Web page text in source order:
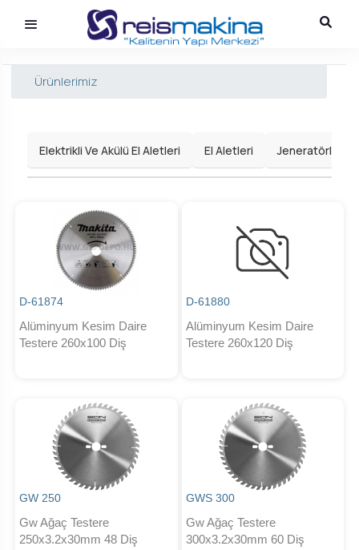
Ürünlerimiz
Elektrikli Ve Akülü El Aletleri El Aletleri Jeneratörler
D-61874
Alüminyum Kesim Daire
Testere 260x100 Diş
D-61880
Alüminyum Kesim Daire
Testere 260x120 Diş
GW 250
Gw Ağaç Testere
250x3.2x30mm 48 Diş
GWS 300
Gw Ağaç Testere
300x3.2x30mm 60 Diş